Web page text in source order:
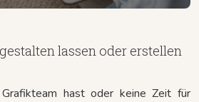
lassen oder erstellen
hast oder keine Zeit für